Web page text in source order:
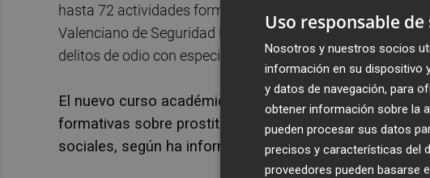
hasta 72 actividades formativas de manera presencial
Valenciano de Seguridad Pública y Emergencias (Ivaspe)
delitos de odio con especial referencia a las personas
El nuevo curso académico retoma la actividad cien
formativas sobre prostitución, delitos de odio y
sociales, según ha informado la Generalitat en un
Uso responsable de
Nosotros y nuestros socios
información en su dispositivo
y datos de navegación, para
obtener información sobre la
pueden procesar sus datos
precisos y características del
proveedores pueden basarse